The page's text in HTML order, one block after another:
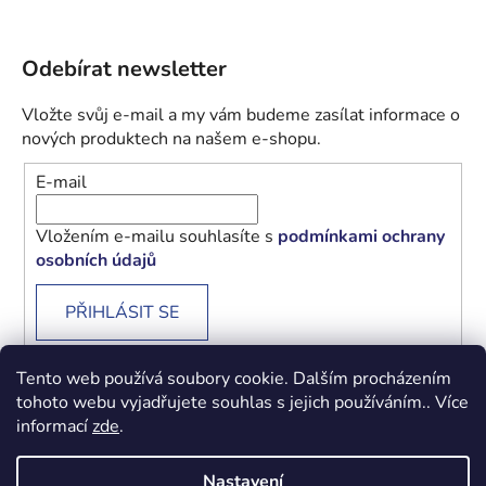
Tento web používá soubory cookie. Dalším procházením
tohoto webu vyjadřujete souhlas s jejich používáním.. Více
informacízde.
Odebírat newsletter
Vložte svůj e-mail a my vám budeme zasílat informace o
nových produktech na našem e-shopu.
E-mail
Vložením e-mailu souhlasíte s podmínkami ochrany
osobních údajů
PŘIHLÁSIT SE
Obchodní podmínky Podmínky ochrany osobních údajů